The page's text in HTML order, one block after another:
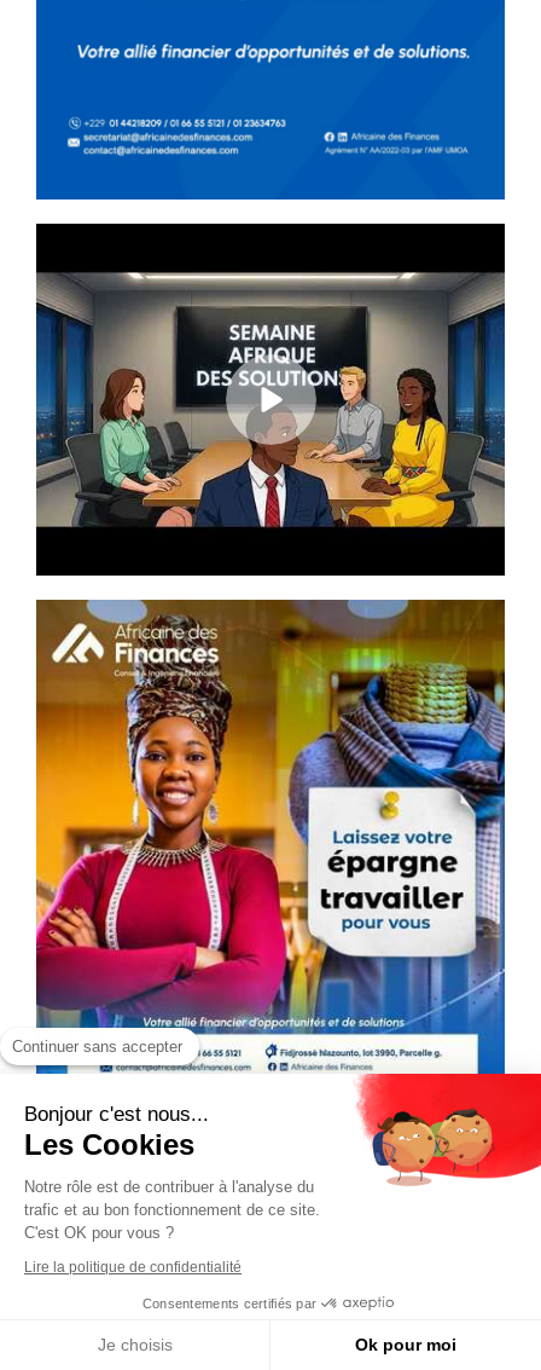
Continuer sans accepter
Bonjour c'est nous...
Les Cookies
Notre rôle est de contribuer à l'analyse du
trafic et au bon fonctionnement de ce site.
C'est OK pour vous ?
Lire la politique de confidentialité
Consentements certifiés par
Je choisis Ok pour moi